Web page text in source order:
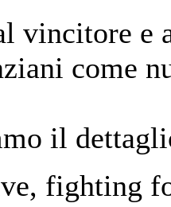
vincitore e
come
il
fighting